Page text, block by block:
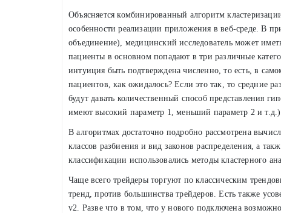
Объясняется комбинированный алгоритм
особенности реализации приложения в веб-среде. В
объединение), медицинский исследователь может
пациенты в основном попадают в три различные
интуиция быть подтверждена численно, то есть, в
пациентов, как ожидалось? Если это так, то средние
будут давать количественный способ представления
имеют высокий параметр 1, меньший параметр 2 и
В алгоритмах достаточно подробно рассмотрена
классов разбиения и вид законов распределения, а
классификации использовались методы кластерного
Чаще всего трейдеры торгуют по классическим
тренд, против большинства трейдеров. Есть также
v2. Разве что в том, что у нового подключена